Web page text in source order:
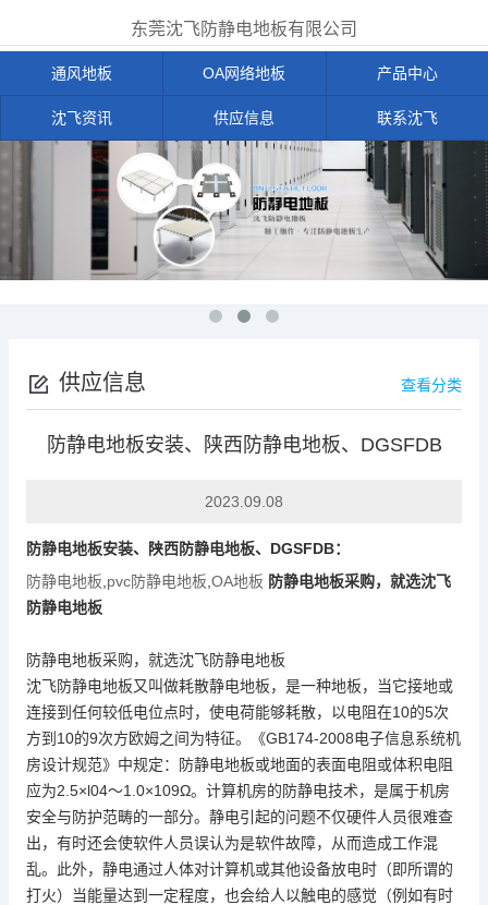
东莞沈飞防静电地板有限公司
通风地板 OA网络地板 产品中心
沈飞资讯 供应信息 联系沈飞
供应信息 查看分类
防静电地板安装、陕西防静电地板、DGSFDB
2023.09.08
防静电地板安装、陕西防静电地板、DGSFDB：
防静电地板 pvc防静电地板 OA地板 防静电地板采购，就选沈飞
防静电地板
防静电地板采购，就选沈飞防静电地板
沈飞防静电地板又叫做耗散静电地板，是一种地板，当它接地或
连接到任何较低电位点时，使电荷能够耗散，以电阻在10的5次
方到10的9次方欧姆之间为特征。《GB174-2008电子信息系统机
房设计规范》中规定：
防静电地板或地面的表面电阻或体积电阻
应为2.5×l04～1.0×109Ω。计算机房的防静电技术，是属于机房
安全与防护范畴的一部分。静电引起的问题不仅硬件人员很难查
出，有时还会使软件人员误认为是软件故障，从而造成工作混
乱。此外，静电通过人体对计算机或其他设备放电时（即所谓的
打火）当能量达到一定程度，也会给人以触电的感觉（例如有时